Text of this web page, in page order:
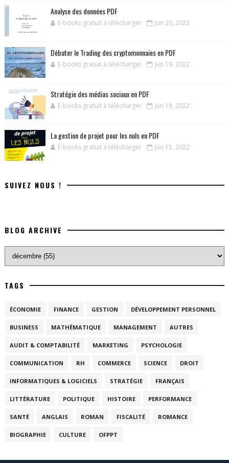
Analyse des données PDF
E-books gratuit à télécharger Jun 20, 2022
Débuter le Trading des cryptomonnaies en PDF
E-books gratuit à télécharger Jun 19, 2022
Stratégie des médias sociaux en PDF
E-books gratuit à télécharger Jun 18, 2022
La gestion de projet pour les nuls en PDF
E-books gratuit à télécharger Jun 15, 2022
SUIVEZ NOUS !
BLOG ARCHIVE
TAGS
ÉCONOMIE FINANCE GESTION DÉVELOPPEMENT PERSONNEL
BUSINESS MATHÉMATIQUE MANAGEMENT AUTRES
AUDIT & COMPTABILITÉ MARKETING PSYCHOLOGIE
COMMUNICATION RH COMMERCE SCIENCE DROIT
INFORMATIQUES & LOGICIELS STRATÉGIE FRANÇAIS
LITTÉRATURE POLITIQUE HISTOIRE PERFORMANCE
SANTÉ ANGLAIS ROMAN FISCALITÉ ROMANCE
BIOGRAPHIE CULTURE OFPPT